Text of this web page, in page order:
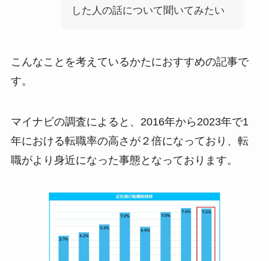
した人の話について聞いてみたい
こんなことを考えているかたにおすすめの記事で
す。
マイナビの調査によると、2016年から2023年で1
年における転職率の高さが２倍になっており、転
職がより身近になった事態となっております。